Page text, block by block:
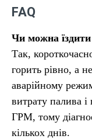
FAQ
Чи можна
Так,
горить рівно, а
аварійному
витрату палива
ГРМ, тому
кількох днів.